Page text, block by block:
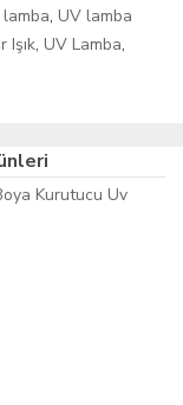
, UV lamba
Işık, UV Lamba,